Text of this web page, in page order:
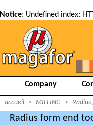
Notice: Undefined index:
Company
accueil > MILLING >
Radius form end